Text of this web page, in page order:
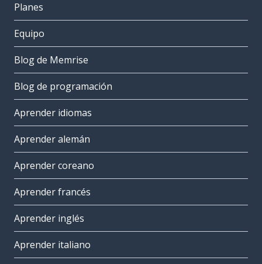
Planes
Equipo
Blog de Memrise
Blog de programación
Aprender idiomas
Aprender alemán
Aprender coreano
Aprender francés
Aprender inglés
Aprender italiano